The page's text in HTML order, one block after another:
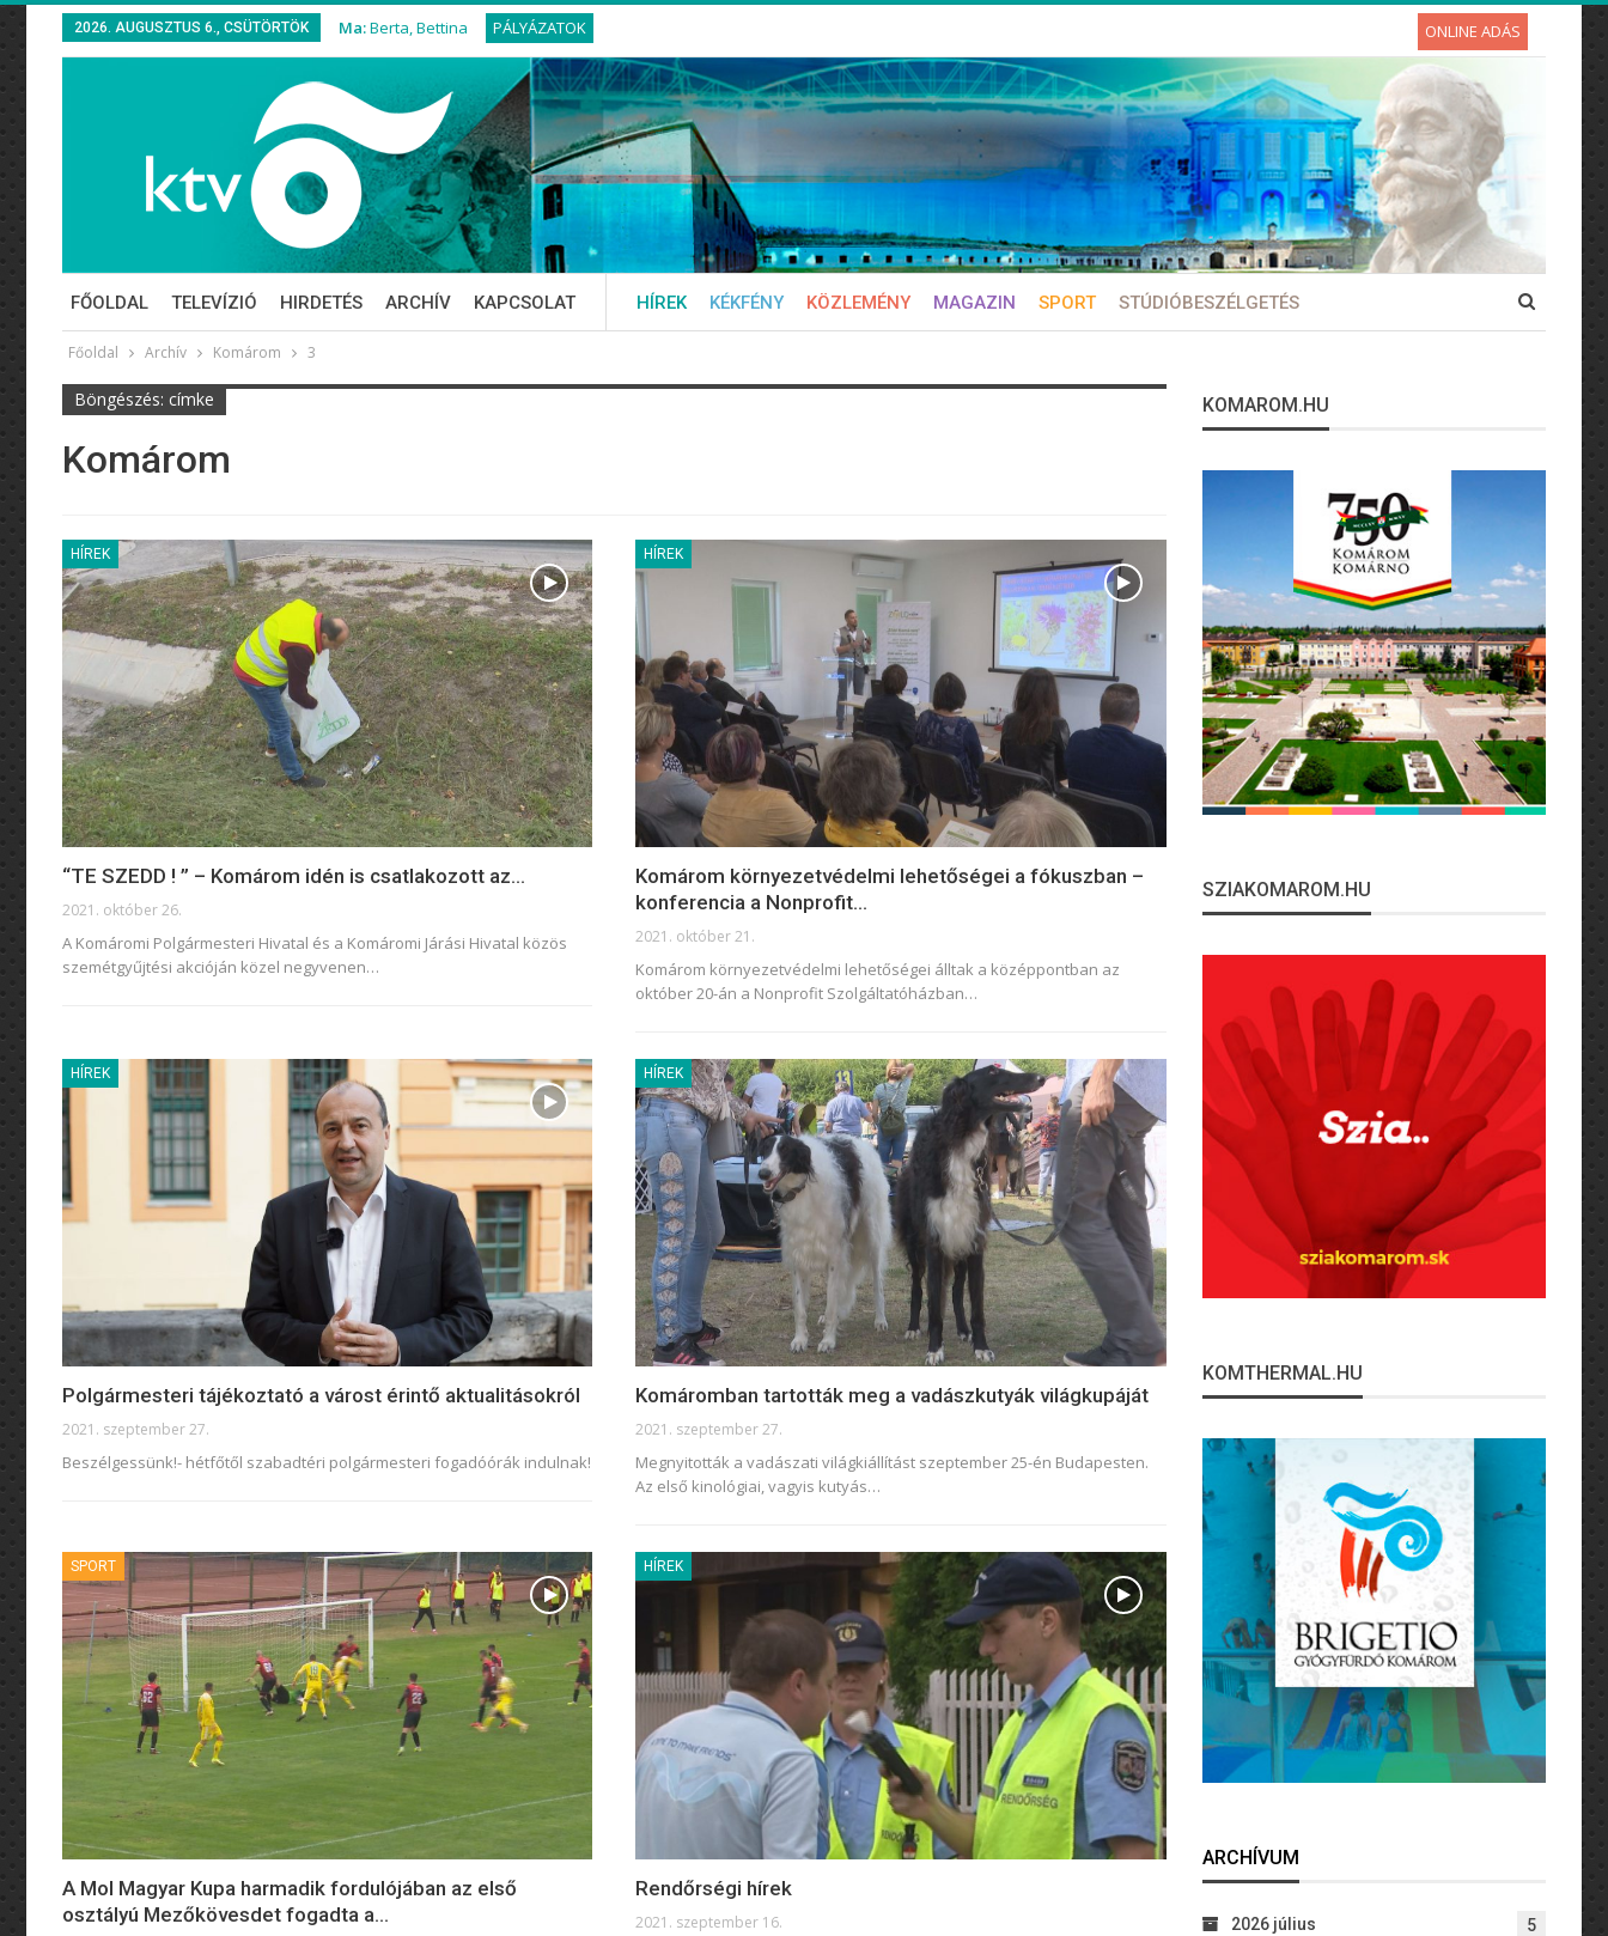
2026. AUGUSZTUS 6., CSÜTÖRTÖK Ma:Berta, Bettina PÁLYÁZATOK ONLINE ADÁS
FŐOLDAL TELEVÍZIÓ HIRDETÉS ARCHÍV KAPCSOLAT HÍREK KÉKFÉNY KÖZLEMÉNY MAGAZIN SPORT STÚDIÓBESZÉLGETÉS
Főoldal Archív Komárom 3
Böngészés: címke
Komárom
HÍREK
“TE SZEDD ! ” – Komárom idén is csatlakozott az…
2021. október 26.
A Komáromi Polgármesteri Hivatal és a Komáromi Járási Hivatal közös
szemétgyűjtési akcióján közel negyvenen…
HÍREK
Komárom környezetvédelmi lehetőségei a fókuszban –
konferencia a Nonprofit…
2021. október 21.
Komárom környezetvédelmi lehetőségei álltak a középpontban az
október 20-án a Nonprofit Szolgáltatóházban…
HÍREK
Polgármesteri tájékoztató a várost érintő aktualitásokról
2021. szeptember 27.
Beszélgessünk!- hétfőtől szabadtéri polgármesteri fogadóórák indulnak!
HÍREK
Komáromban tartották meg a vadászkutyák világkupáját
2021. szeptember 27.
Megnyitották a vadászati világkiállítást szeptember 25-én Budapesten.
Az első kinológiai, vagyis kutyás…
SPORT
A Mol Magyar Kupa harmadik fordulójában az első
osztályú Mezőkövesdet fogadta a…
HÍREK
Rendőrségi hírek
2021. szeptember 16.
KOMAROM.HU
SZIAKOMAROM.HU
KOMTHERMAL.HU
ARCHÍVUM
2026 július 5